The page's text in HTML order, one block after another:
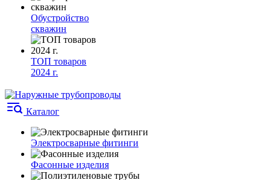
Обустройство
скважин
ТОП товаров
2024 г.
Каталог
Электросварные фитинги
Фасонные изделия